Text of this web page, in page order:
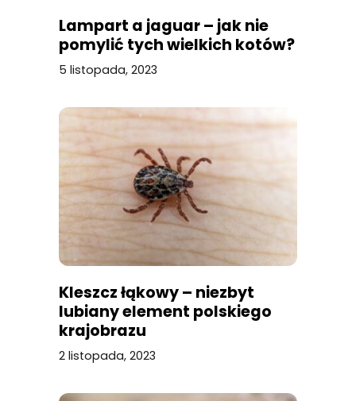
Lampart a jaguar – jak nie
pomylić tych wielkich kotów?
5 listopada, 2023
Kleszcz łąkowy – niezbyt
lubiany element polskiego
krajobrazu
2 listopada, 2023